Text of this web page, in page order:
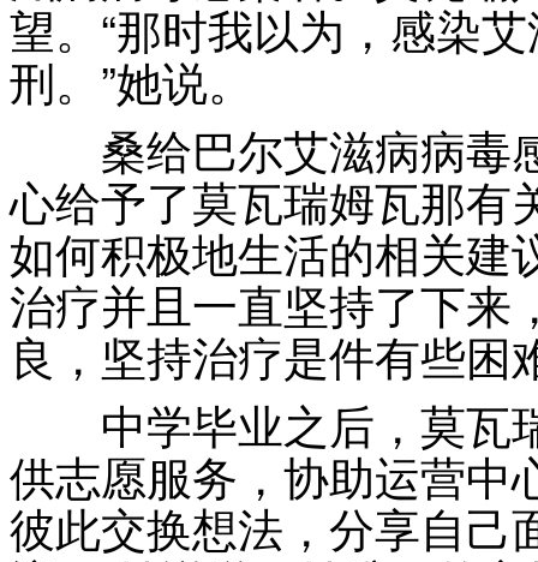
望。“那时我以为，感染
刑。”她说。
桑给巴尔艾滋病病毒
心给予了莫瓦瑞姆瓦那有
如何积极地生活的相关建
治疗并且一直坚持了下来
良，坚持治疗是件有些困
中学毕业之后，莫瓦
供志愿服务，协助运营中
彼此交换想法，分享自己